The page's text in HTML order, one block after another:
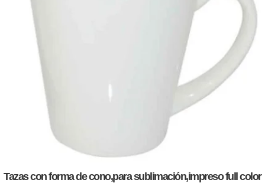
Tazas con forma de cono,para sublimación,impreso full color